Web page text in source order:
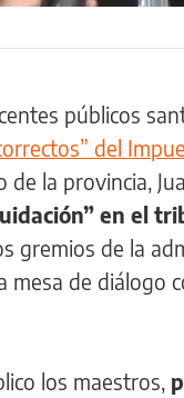
públicos
del
la provincia,
en el
gremios de la
mesa de diálogo
los maestros,